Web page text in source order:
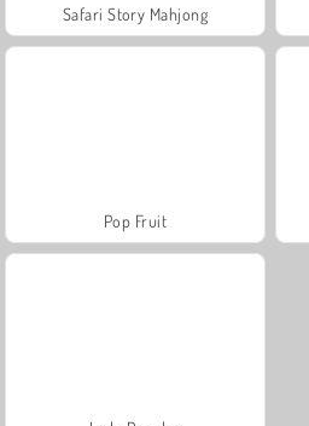
Safari Story Mahjong
Pop Fruit